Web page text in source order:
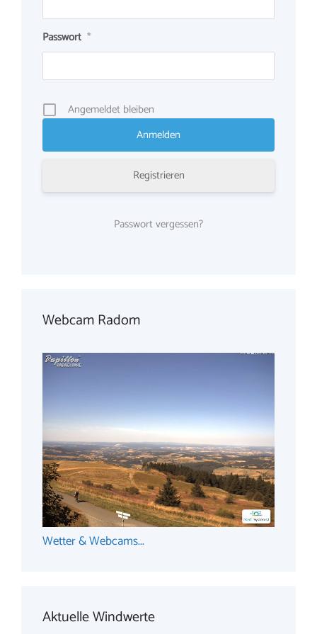
Passwort *
Angemeldet bleiben
Registrieren
Passwort vergessen?
Webcam Radom
Wetter & Webcams...
Aktuelle Windwerte